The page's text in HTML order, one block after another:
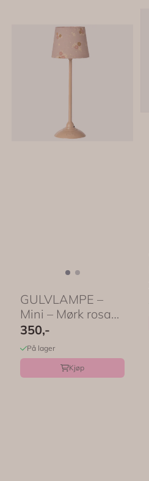
GULVLAMPE –
Mini – Mørk rosa
med
blomsterskjerm ...
350,-
På lager
Kjøp